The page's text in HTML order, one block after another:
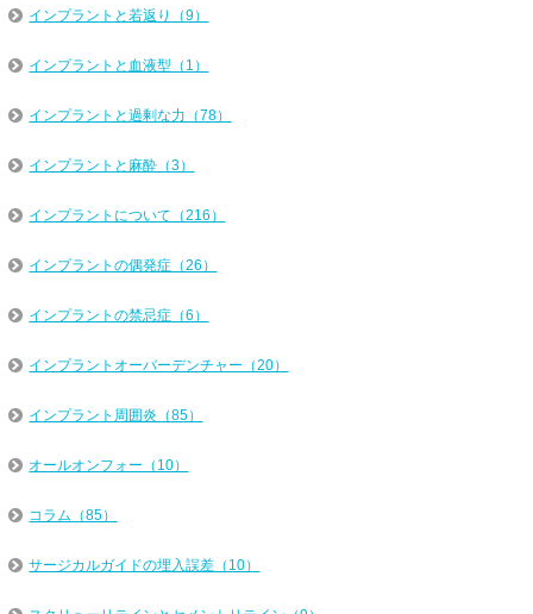
インプラントと若返り（9）
インプラントと血液型（1）
インプラントと過剰な力（78）
インプラントと麻酔（3）
インプラントについて（216）
インプラントの偶発症（26）
インプラントの禁忌症（6）
インプラントオーバーデンチャー（20）
インプラント周囲炎（85）
オールオンフォー（10）
コラム（85）
サージカルガイドの埋入誤差（10）